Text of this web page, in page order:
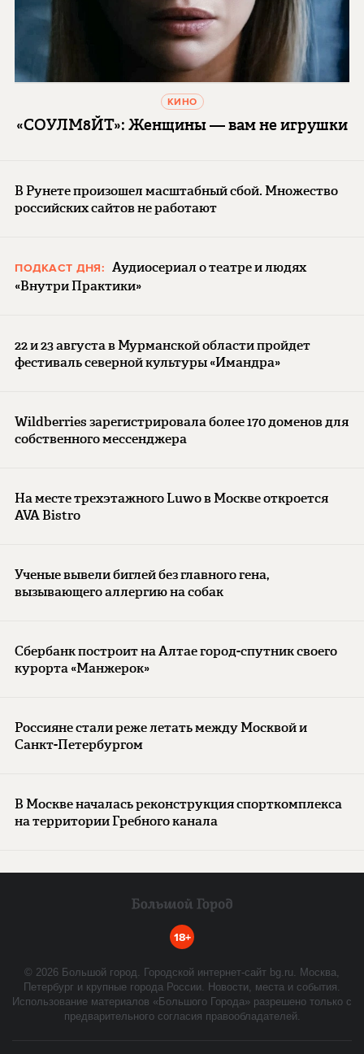
КИНО
«СОУЛМ8ЙТ»: Женщины — вам не игрушки
В Рунете произошел масштабный сбой. Множество
российских сайтов не работают
ПОДКАСТ ДНЯ: Аудиосериал о театре и людях
«Внутри Практики»
22 и 23 августа в Мурманской области пройдет
фестиваль северной культуры «Имандра»
Wildberries зарегистрировала более 170 доменов для
собственного мессенджера
На месте трехэтажного Luwo в Москве откроется
AVA Bistro
Ученые вывели биглей без главного гена,
вызывающего аллергию на собак
Сбербанк построит на Алтае город-спутник своего
курорта «Манжерок»
Россияне стали реже летать между Москвой и
Санкт-Петербургом
В Москве началась реконструкция спорткомплекса
на территории Гребного канала
18+
© 2026 Большой город. Городской интернет-сайт bg.ru. Москва,
Петербург и крупные города России. Новости, места и события.
Использование материалов «Большого Города» разрешено только с
предварительного согласия правообладателей.